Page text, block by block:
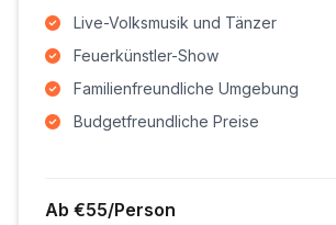
Live-Volksmusik und Tänzer
Feuerkünstler-Show
Familienfreundliche Umgebung
Budgetfreundliche Preise
Ab €55/Person